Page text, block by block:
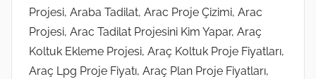
i
l
m
Projesi, Araba Tadilat, Arac Proje Çizimi, Arac
Projesi, Arac Tadilat Projesini Kim Yapar, Araç
Koltuk Ekleme Projesi, Araç Koltuk Proje Fiyatları,
Araç Lpg Proje Fiyatı, Araç Plan Proje Fiyatları,